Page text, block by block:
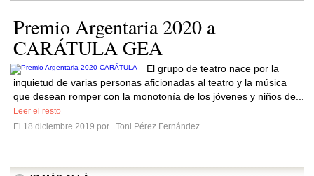
Premio Argentaria 2020 a
CARÁTULA GEA
El grupo de teatro nace por la
inquietud de varias personas aficionadas al teatro y la música
que desean romper con la monotonía de los jóvenes y niños de...
Leer el resto
El 18 diciembre 2019 por
Toni Pérez Fernández